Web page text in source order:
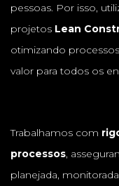
pessoas. Por isso,
projetos Lean
otimizando
valor para todos os
Trabalhamos com
processos,
planejada,